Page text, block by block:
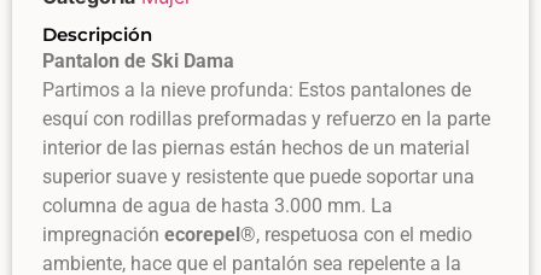
Descripción
Pantalon de Ski Dama
Partimos a la nieve profunda: Estos pantalones de
esquí con rodillas preformadas y refuerzo en la parte
interior de las piernas están hechos de un material
superior suave y resistente que puede soportar una
columna de agua de hasta 3.000 mm. La
impregnación ecorepel®, respetuosa con el medio
ambiente, hace que el pantalón sea repelente a la